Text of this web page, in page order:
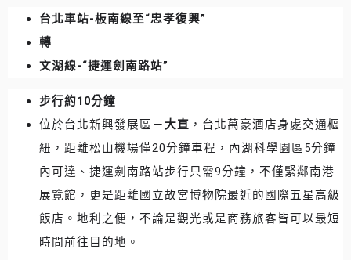
台北車站-板南線至“忠孝復興”
轉
文湖線-“捷運劍南路站”
步行約10分鐘
位於台北新興發展區－ 大直 ，台北萬豪酒店身處交通樞
紐，距離松山機場僅20分鐘車程，內湖科學園區5分鐘
內可達、捷運劍南路站步行只需9分鐘，不僅緊鄰南港
展覽館，更是距離國立故宮博物院最近的國際五星高級
飯店。地利之便，不論是觀光或是商務旅客皆可以最短
時間前往目的地。